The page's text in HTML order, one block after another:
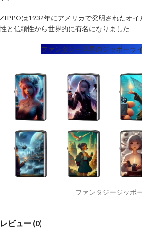
ZIPPOは1932年にアメリカで発明されたオイ
性と信頼性から世界的に有名になりました
ファンタジー世界のジッポーラ
ファンタジージッポ
レビュー (0)